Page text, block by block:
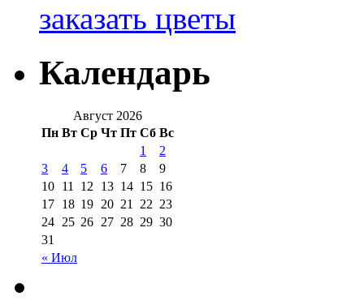
заказать цветы
Календарь
Август 2026
Пн Вт Ср Чт Пт Сб Вс
« Июл
1
2
3
4 5 6 7 8
9
10 11 12 13 14 15 16
17 18 19 20 21 22 23
24 25 26 27 28 29 30
31